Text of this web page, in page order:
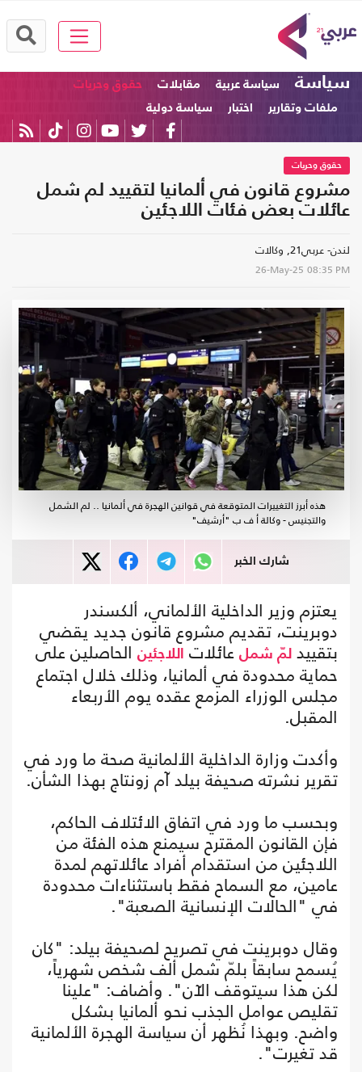
سياسة سياسة عربية مقابلات
حقوق وحريات
ملفات وتقارير
اختبار سياسة دولية
حقوق وحريات
مشروع قانون في ألمانيا لتقييد لم شمل
عائلات بعض فئات اللاجئين
لندن- عربي21, وكالات
26-May-25 08:35 PM
هذه أبرز التغييرات المتوقعة في قوانين الهجرة في ألمانيا .. لم الشمل
والتجنيس - وكالة أ ف ب "أرشيف"
شارك الخبر
يعتزم وزير الداخلية الألماني، ألكسندر
دوبرينت، تقديم مشروع قانون جديد يقضي
بتقييد لمّ شمل عائلات اللاجئين الحاصلين على
حماية محدودة في ألمانيا، وذلك خلال اجتماع
مجلس الوزراء المزمع عقده يوم الأربعاء
المقبل.
وأكدت وزارة الداخلية الألمانية صحة ما ورد في
تقرير نشرته صحيفة بيلد آم زونتاج بهذا الشأن.
وبحسب ما ورد في اتفاق الائتلاف الحاكم،
فإن القانون المقترح سيمنع هذه الفئة من
اللاجئين من استقدام أفراد عائلاتهم لمدة
عامين، مع السماح فقط باستثناءات محدودة
في "الحالات الإنسانية الصعبة".
وقال دوبرينت في تصريح لصحيفة بيلد: "كان
يُسمح سابقاً بلمّ شمل ألف شخص شهرياً،
لكن هذا سيتوقف الآن". وأضاف: "علينا
تقليص عوامل الجذب نحو ألمانيا بشكل
واضح. وبهذا نُظهر أن سياسة الهجرة الألمانية
قد تغيرت".